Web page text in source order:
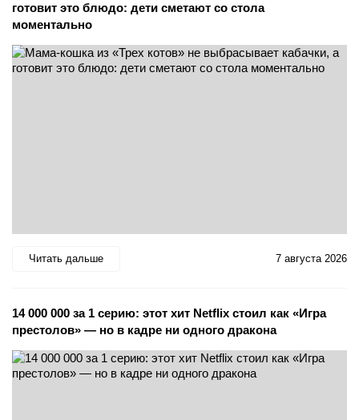
готовит это блюдо: дети сметают со стола
моментально
Читать дальше 7 августа 2026
14 000 000 за 1 серию: этот хит Netflix стоил как «Игра
престолов» — но в кадре ни одного дракона